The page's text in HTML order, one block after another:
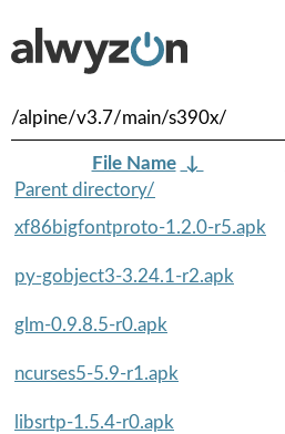
/alpine/v3.7/main/s390x/
File Name ↓
Parent directory/
xf86bigfontproto-1.2.0-r5.apk
py-gobject3-3.24.1-r2.apk
glm-0.9.8.5-r0.apk
ncurses5-5.9-r1.apk
libsrtp-1.5.4-r0.apk